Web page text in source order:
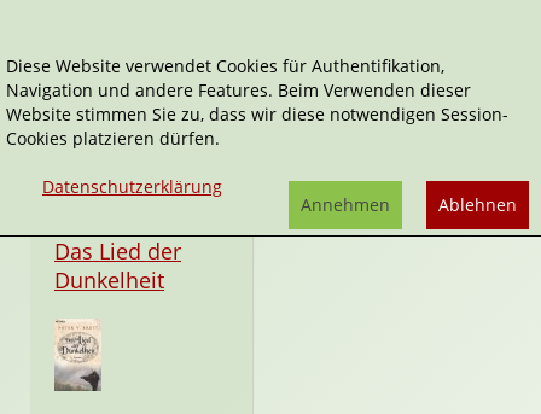
Peter V. Brett
Das Lied der
Dunkelheit
Diese Website verwendet Cookies für Authentifikation,
Navigation und andere Features. Beim Verwenden dieser
Website stimmen Sie zu, dass wir diese notwendigen Session-
Cookies platzieren dürfen.
Datenschutzerklärung
Ablehnen
Annehmen